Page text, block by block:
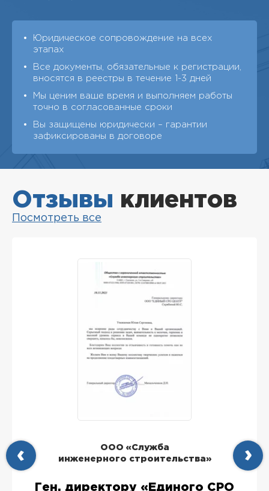
Юридическое сопровождение на всех
этапах
Все документы, обязательные к регистрации,
вносятся в реестры в течение 1-3 дней
Мы ценим ваше время и выполняем работы
точно в согласованные сроки
Вы защищены юридически – гарантии
зафиксированы в договоре
Отзывы клиентов
Посмотреть все
ООО «Служба
инженерного строительства»
Ген. директору «Единого СРО